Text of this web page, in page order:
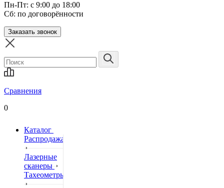
Пн-Пт: с 9:00 до 18:00
Сб: по договорённости
Заказать звонок
Сравнения
0
Каталог
Распродажа
Лазерные
сканеры
Тахеометры